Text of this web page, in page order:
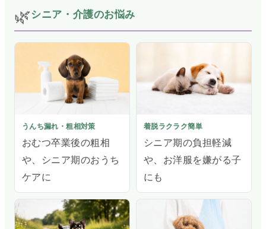
🌿シニア・介護のお悩み
うんち漏れ・粗相対策
おむつ卒業後の粗相
や、シニア期のおうち
ケアに
着脱ラクラク簡単
シニア期の負担軽減
や、お洋服を嫌がる子
にも